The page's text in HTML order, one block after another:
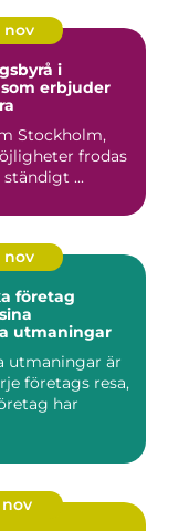
nov
i
erbjuder
Stockholm,
frodas
...
nov
företag
utmaningar
utmaningar är
företags resa,
har
nov